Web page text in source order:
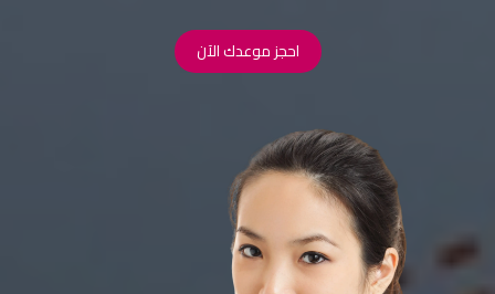
احجز موعدك الآن